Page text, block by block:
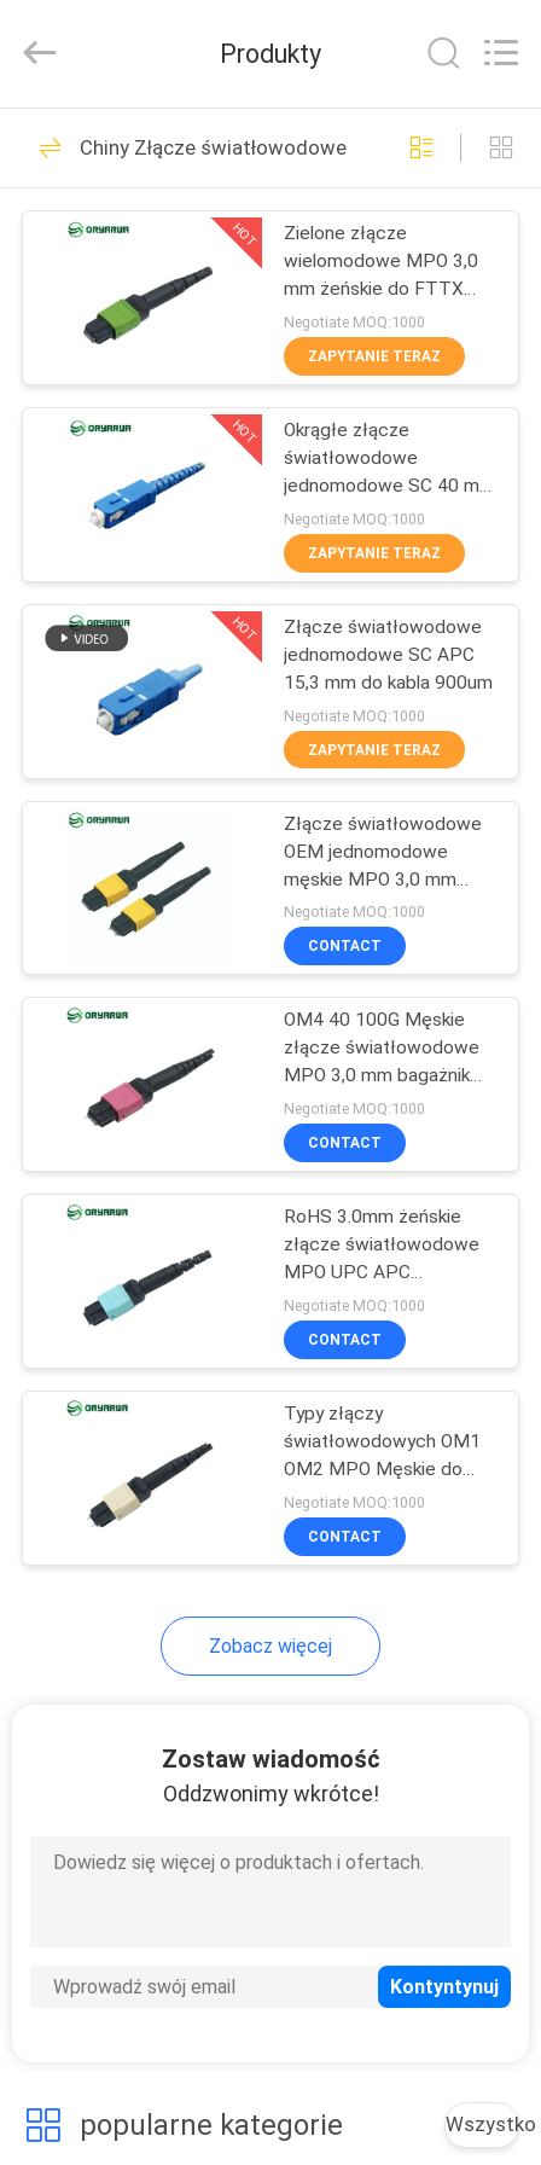
DOM
PRODUKTY
NAS
WYCIECZKA
KONTROLA
JAKOŚCI
SIĘ
O
MAPA
POLITYKA
PRYWATNOŚCI
Equipment
CO.,LTD.
Reserved.
adapter
światłowodowy lc
93
adapter
światłowodowy
79
Złącze
światłowodowe LC
37
światłowodowe
Szybkie złącze
światłowodowe
20
Rozgałęźnik
światłowodowy
16
Patchcord
światłowodowy
Zamknięcie
Produkty
Chiny Złącze światłowodowe
HOT
Zielone złącze
wielomodowe MPO 3,0
mm żeńskie do FTTX
100G SFP
Negotiate MOQ:1000
ZAPYTANIE TERAZ
HOT
Okrągłe złącze
światłowodowe
jednomodowe SC 40 mm
2,0 mm UPC ODM OEM
Negotiate MOQ:1000
ZAPYTANIE TERAZ
HOT
Złącze światłowodowe
jednomodowe SC APC
15,3 mm do kabla 900um
Negotiate MOQ:1000
ZAPYTANIE TERAZ
Złącze światłowodowe
OEM jednomodowe
męskie MPO 3,0 mm
Niskie straty
wtrąceniowe
Negotiate MOQ:1000
CONTACT
OM4 40 100G Męskie
złącze światłowodowe
MPO 3,0 mm bagażnik
12C ISO9001
Negotiate MOQ:1000
CONTACT
RoHS 3.0mm żeńskie
złącze światłowodowe
MPO UPC APC
polerowane dla FTTX
Negotiate MOQ:1000
CONTACT
Typy złączy
światłowodowych OM1
OM2 MPO Męskie do
kabla światłowodowego
wielomodowego 3.0MM
Negotiate MOQ:1000
CONTACT
Zobacz więcej
Zostaw wiadomość
Oddzwonimy wkrótce!
popularne kategorie Wszystko